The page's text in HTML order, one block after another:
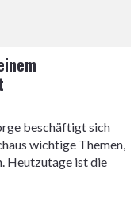
beschäftigt sich
wichtige Themen,
Heutzutage ist die